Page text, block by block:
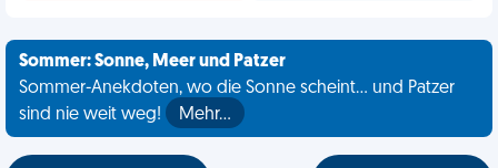
Sommer: Sonne, Meer und Patzer
Sommer-Anekdoten, wo die Sonne scheint... und Patzer
sind nie weit weg!
Mehr…